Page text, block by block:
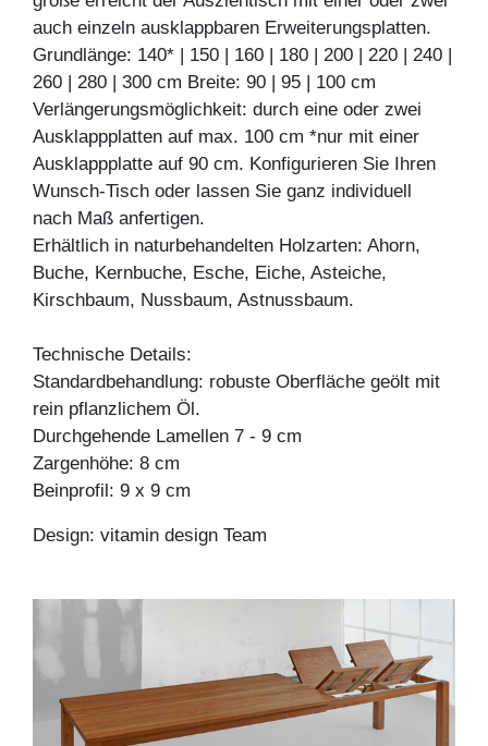
auch einzeln ausklappbaren Erweiterungsplatten.
Grundlänge: 140* | 150 | 160 | 180 | 200 | 220 | 240 |
260 | 280 | 300 cm Breite: 90 | 95 | 100 cm
Verlängerungsmöglichkeit: durch eine oder zwei
Ausklappplatten auf max. 100 cm *nur mit einer
Ausklappplatte auf 90 cm. Konfigurieren Sie Ihren
Wunsch-Tisch oder lassen Sie ganz individuell
nach Maß anfertigen.
Erhältlich in naturbehandelten Holzarten: Ahorn,
Buche, Kernbuche, Esche, Eiche, Asteiche,
Kirschbaum, Nussbaum, Astnussbaum.
Technische Details:
Standardbehandlung: robuste Oberfläche geölt mit
rein pflanzlichem Öl.
Durchgehende Lamellen 7 - 9 cm
Zargenhöhe: 8 cm
Beinprofil: 9 x 9 cm
Design: vitamin design Team